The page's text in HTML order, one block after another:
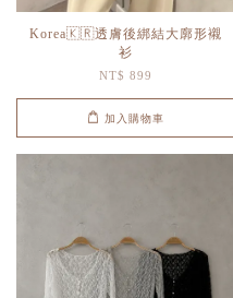
Korea🇰🇷透膚後綁結大廓形襯
衫
NT$ 899
加入購物車